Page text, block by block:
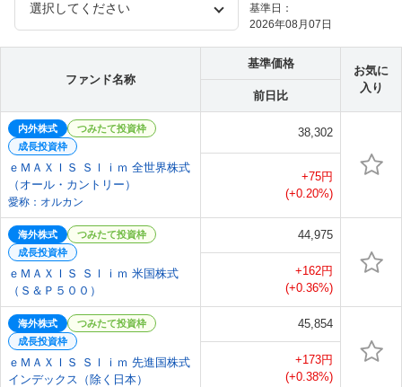
基準日：
2026年08月07日
ファンド名称
基準価格
お気に
入り
前日比
内外株式
つみたて投資枠
成長投資枠
ｅＭＡＸＩＳ Ｓｌｉｍ 全世界株式
（オール・カントリー）
愛称：オルカン
38,302
+75円
(+0.20%)
海外株式
つみたて投資枠
成長投資枠
ｅＭＡＸＩＳ Ｓｌｉｍ 米国株式
（Ｓ＆Ｐ５００）
44,975
+162円
(+0.36%)
海外株式
つみたて投資枠
成長投資枠
ｅＭＡＸＩＳ Ｓｌｉｍ 先進国株式
インデックス（除く日本）
45,854
+173円
(+0.38%)